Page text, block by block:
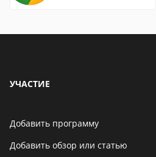
УЧАСТИЕ
Добавить программу
Добавить обзор или статью